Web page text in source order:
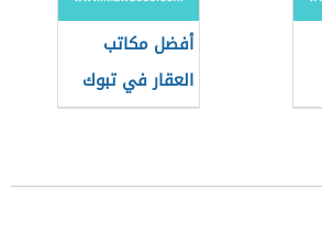
أفضل مكاتب
العقار في تبوك